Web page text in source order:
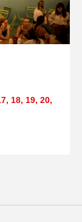
, 18, 19, 20,